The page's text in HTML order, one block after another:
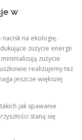
w
na ekologię.
zużycie energii
zużycie
realizujemy też
jeszcze większej
jak spawanie
staną się